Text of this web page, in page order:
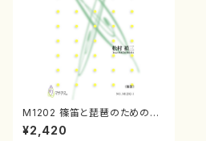
M1202 篠笛と琵琶のための詩
曲（篠笛，琵琶/松村禎三/楽譜）
¥2,420